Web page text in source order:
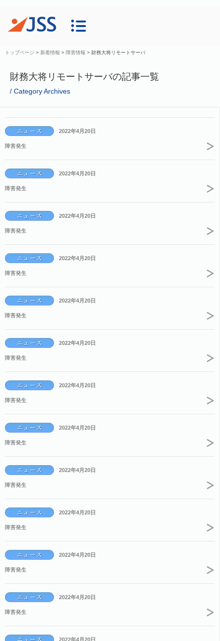
トップページ > 新着情報 > 障害情報 > 財務大将リモートサーバ
財務大将リモートサーバの記事一覧
Category Archives
2022年4月20日
障害発生
2022年4月20日
障害発生
2022年4月20日
障害発生
2022年4月20日
障害発生
2022年4月20日
障害発生
2022年4月20日
障害発生
2022年4月20日
障害発生
2022年4月20日
障害発生
2022年4月20日
障害発生
2022年4月20日
障害発生
2022年4月20日
障害発生
2022年4月20日
障害発生
2022年4月20日